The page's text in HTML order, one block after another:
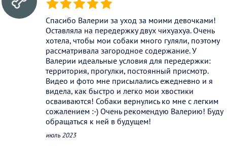
(*) (*) (*) (*) (*)
Спасибо Валерии за уход за моими девочками!
Оставляла на передержку двух чихуахуа. Очень
хотела, чтобы мои собаки много гуляли, поэтому
рассматривала загородное содержание. У
Валерии идеальные условия для передержки:
территория, прогулки, постоянный присмотр.
Видео и фото мне присылались ежедневно и я
видела, как быстро и легко мои хвостики
осваиваются! Собаки вернулись ко мне с легким
сожалением :-) Очень рекомендую Валерию! Буду
обращаться к ней в будущем!
июль 2023